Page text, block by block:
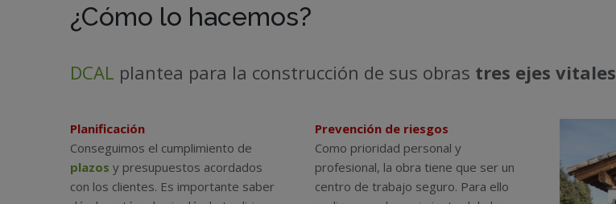
¿Cómo lo hacemos?
DCAL plantea para la construcción de sus obras tres ejes vitales
Planificación
Conseguimos el cumplimiento de
plazos y presupuestos acordados
con los clientes. Es importante saber
Prevención de riesgos
Como prioridad personal y
profesional, la obra tiene que ser un
centro de trabajo seguro. Para ello